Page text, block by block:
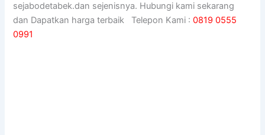
sejabodetabek.dan sejenisnya. Hubungi kami sekarang
dan Dapatkan harga terbaik Telepon Kami :0819 0555
0991